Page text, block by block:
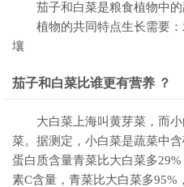
茄子和白菜是粮食植物中的
植物的共同特点生长需要：
壤
茄子和白菜比谁更有营养 ？
大白菜上海叫黄芽菜，而
菜。据测定，小白菜是蔬菜中
蛋白质含量青菜比大白菜多
素C含量，青菜比大白菜多95%